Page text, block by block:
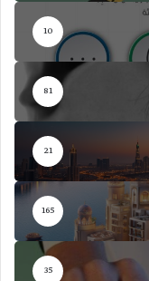
10
81
21
165
35